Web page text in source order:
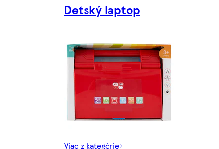
Detský laptop
Viac z kategórie